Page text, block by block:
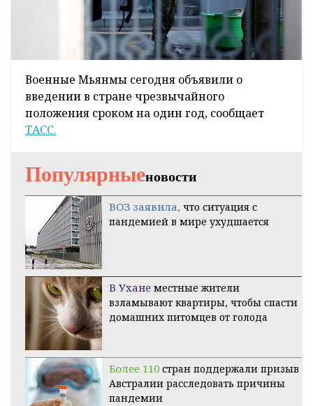
Военные Мьянмы сегодня объявили о
введении в стране чрезвычайного
положения сроком на один год, сообщает
ТАСС.
Популярныеновости
ВОЗ заявила, что ситуация с
пандемией в мире ухудшается
В Ухане местные жители
взламывают квартиры, чтобы спасти
домашних питомцев от голода
Более 110 стран поддержали призыв
Австралии расследовать причины
пандемии